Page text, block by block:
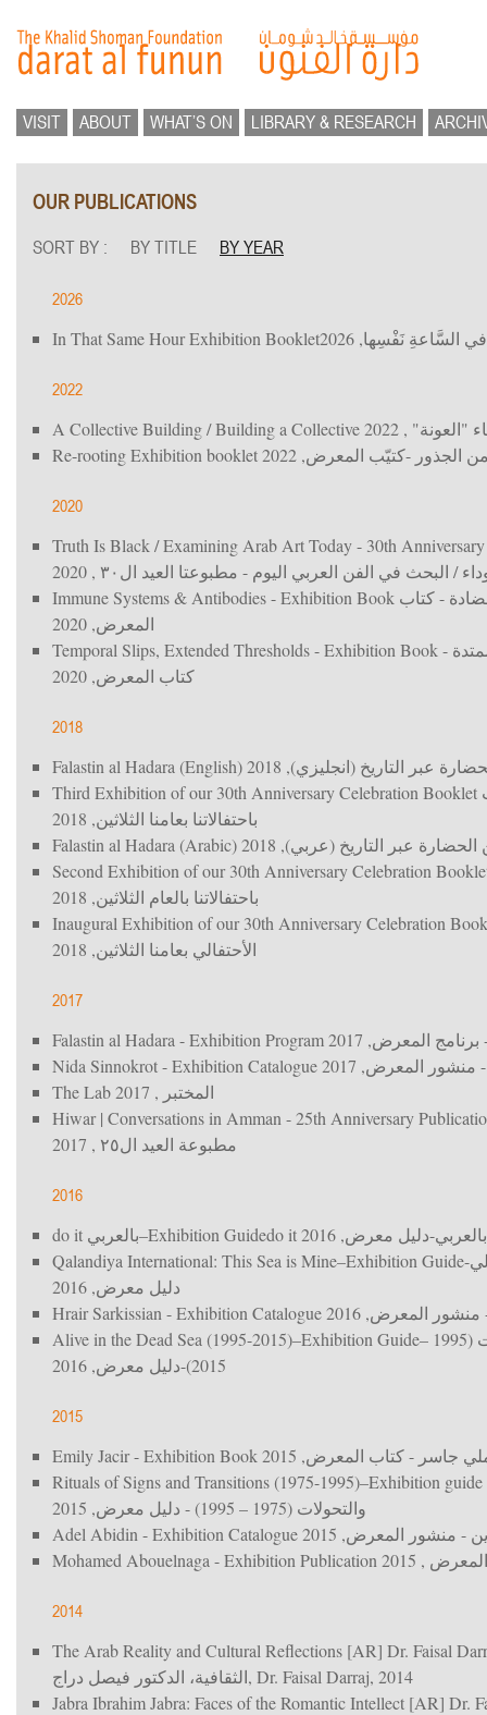
VISIT ABOUT WHAT’S ON LIBRARY & RESEARCH
OUR PUBLICATIONS
SORT BY : BY TITLE BY YEAR
2026
In That Same Hour Exhibition Booklet السَّاعةِ نَفْسِها, 2026
2022
A Collective Building / Building a Collective "العونة" , 2022
Re-rooting Exhibition booklet
من الجذور -كتيّب المعرض, 2022
2020
Truth Is Black / Examining Arab Art Today - 30th
/ البحث في الفن العربي اليوم - مطبوعتا العيد ال٣٠
, 2020
Immune Systems & Antibodies - Exhibition Book - كتاب
المعرض, 2020
Temporal Slips, Extended Thresholds - Exhibition Book-
كتاب المعرض, 2020
2018
Falastin al Hadara (English) عبر التاريخ (انجليزي), 2018
Third Exhibition of our 30th Anniversary Celebration Booklet
باحتفالاتنا بعامنا الثلاثين, 2018
Falastin al Hadara (Arabic)
عبر التاريخ (عربي), 2018
Second Exhibition of our 30th Anniversary Celebration
باحتفالاتنا بالعام الثلاثين, 2018
Inaugural Exhibition of our 30th Anniversary Celebration
الأحتفالي بعامنا الثلاثين, 2018
2017
Falastin al Hadara - Exhibition Program المعرض, 2017
Nida Sinnokrot - Exhibition Catalogue
منشور المعرض, 2017
The Lab
المختبر , 2017
Hiwar | Conversations in Amman - 25th Anniversary
مطبوعة العيد ال٢٥
, 2017
2016
do it بالعربي–Exhibition Guide do it بالعربي-دليل معرض, 2016
Qalandiya International: This Sea is Mine–Exhibition Guide
دليل معرض, 2016
Hrair Sarkissian - Exhibition Catalogue
منشور المعرض, 2016
Alive in the Dead Sea (1995-2015)–Exhibition Guideأحياء في البحر الميّت (1995 –
2015)-دليل معرض
, 2016
2015
Emily Jacir - Exhibition Book جاسر - كتاب المعرض, 2015
Rituals of Signs and Transitions (1975-1995)–Exhibition guide
والتحولات (1975 – 1995) - دليل معرض
, 2015
Adel Abidin - Exhibition Catalogue
- منشور المعرض, 2015
Mohamed Abouelnaga - Exhibition Publication
المعرض , 2015
2014
The Arab Reality and Cultural Reflections [AR] Dr. Faisal
الثقافية، الدكتور فيصل دراج, Dr. Faisal Darraj, 2014
Jabra Ibrahim Jabra: Faces of the Romantic Intellect [AR] Dr.